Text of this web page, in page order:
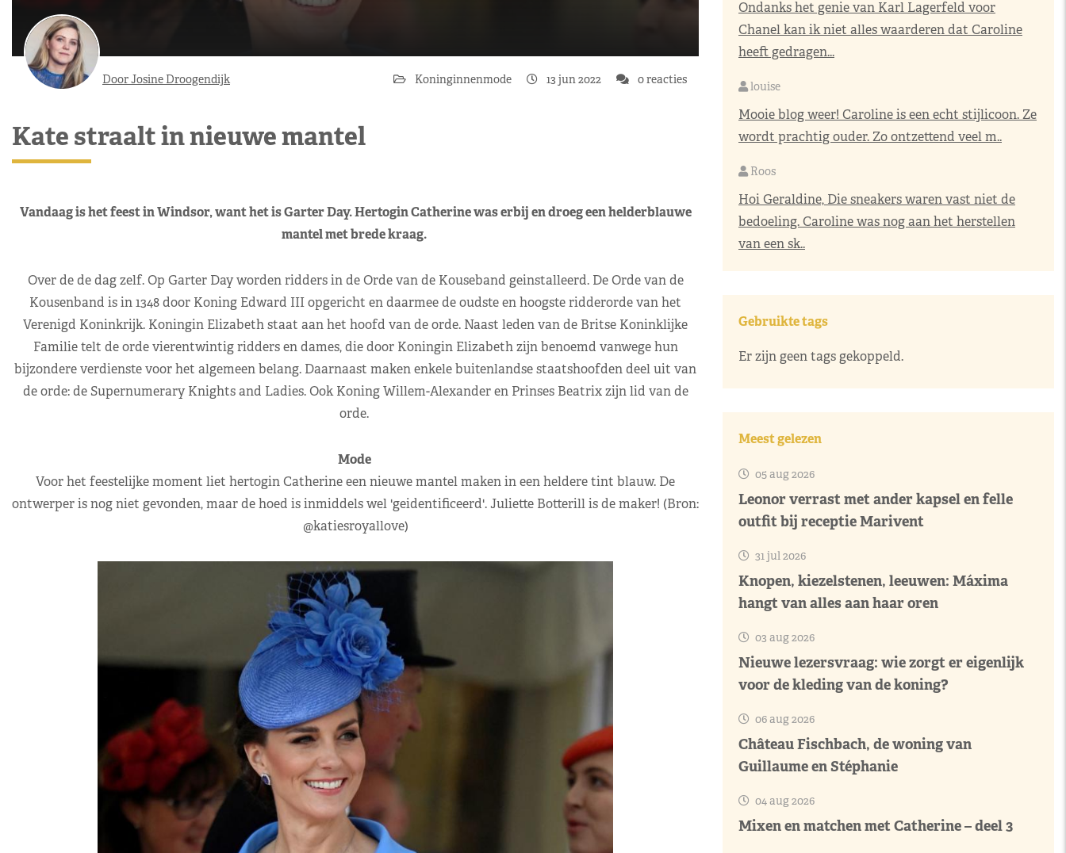
Door Josine Droogendijk Koninginnenmode 13 jun 2022 0 reacties
Kate straalt in nieuwe mantel
Vandaag is het feest in Windsor, want het is Garter Day. Hertogin Catherine was erbij en droeg een helderblauwe
mantel met brede kraag.
Over de de dag zelf. Op Garter Day worden ridders in de Orde van de Kouseband geinstalleerd. De Orde van de
Kousenband is in 1348 door Koning Edward III opgericht en daarmee de oudste en hoogste ridderorde van het
Verenigd Koninkrijk. Koningin Elizabeth staat aan het hoofd van de orde. Naast leden van de Britse Koninklijke
Familie telt de orde vierentwintig ridders en dames, die door Koningin Elizabeth zijn benoemd vanwege hun
bijzondere verdienste voor het algemeen belang. Daarnaast maken enkele buitenlandse staatshoofden deel uit van
de orde: de Supernumerary Knights and Ladies. Ook Koning Willem-Alexander en Prinses Beatrix zijn lid van de
orde.
Mode
Voor het feestelijke moment liet hertogin Catherine een nieuwe mantel maken in een heldere tint blauw. De
ontwerper is nog niet gevonden, maar de hoed is inmiddels wel 'geidentificeerd'. Juliette Botterill is de maker! (Bron:
@katiesroyallove)
Ondanks het genie van Karl Lagerfeld voor
Chanel kan ik niet alles waarderen dat Caroline
heeft gedragen...
louise
Mooie blog weer! Caroline is een echt stijlicoon. Ze
wordt prachtig ouder. Zo ontzettend veel m..
Roos
Hoi Geraldine, Die sneakers waren vast niet de
bedoeling. Caroline was nog aan het herstellen
van een sk..
Gebruikte tags
Er zijn geen tags gekoppeld.
Meest gelezen
05 aug 2026
Leonor verrast met ander kapsel en felle
outfit bij receptie Marivent
31 jul 2026
Knopen, kiezelstenen, leeuwen: Máxima
hangt van alles aan haar oren
03 aug 2026
Nieuwe lezersvraag: wie zorgt er eigenlijk
voor de kleding van de koning?
06 aug 2026
Château Fischbach, de woning van
Guillaume en Stéphanie
04 aug 2026
Mixen en matchen met Catherine – deel 3